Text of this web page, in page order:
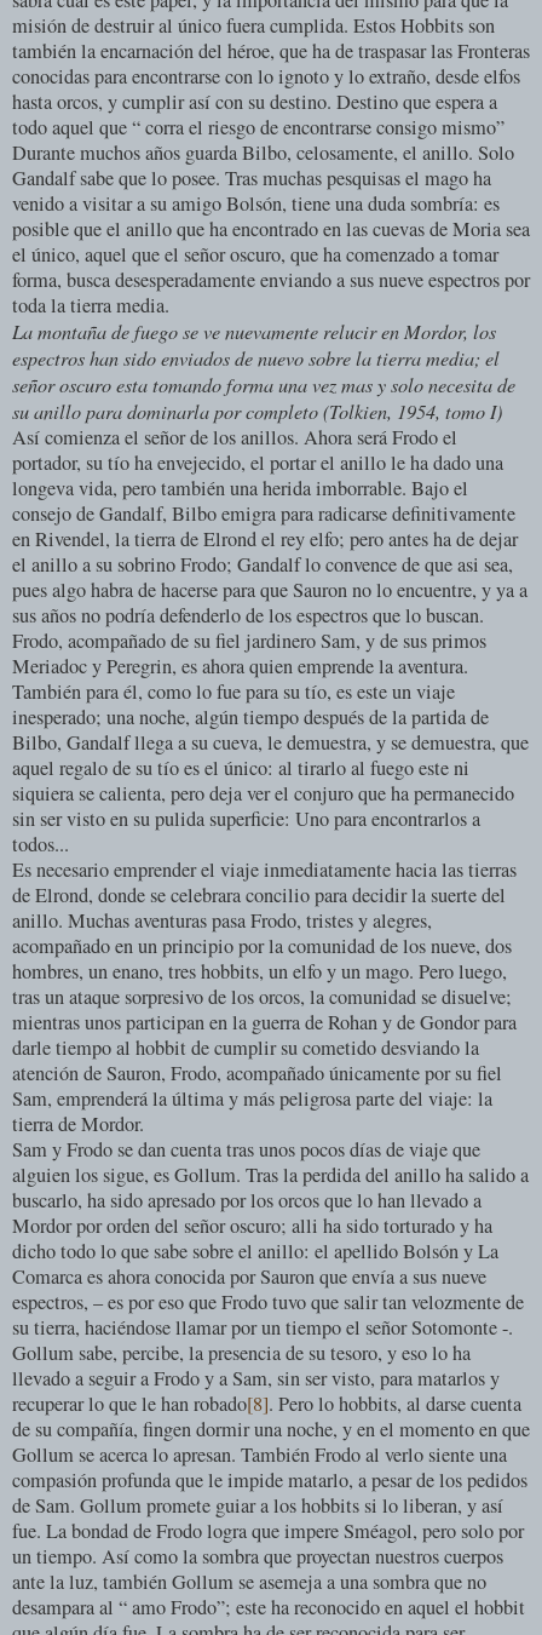
misión de destruir al único fuera cumplida. Estos Hobbits son
también la encarnación del héroe, que ha de traspasar las Fronteras
conocidas para encontrarse con lo ignoto y lo extraño, desde elfos
hasta orcos, y cumplir así con su destino. Destino que espera a
todo aquel que “ corra el riesgo de encontrarse consigo mismo”
Durante muchos años guarda Bilbo, celosamente, el anillo. Solo
Gandalf sabe que lo posee. Tras muchas pesquisas el mago ha
venido a visitar a su amigo Bolsón, tiene una duda sombría: es
posible que el anillo que ha encontrado en las cuevas de Moria sea
el único, aquel que el señor oscuro, que ha comenzado a tomar
forma, busca desesperadamente enviando a sus nueve espectros por
toda la tierra media.
La montaña de fuego se ve nuevamente relucir en Mordor, los
espectros han sido enviados de nuevo sobre la tierra media; el
señor oscuro esta tomando forma una vez mas y solo necesita de
su anillo para dominarla por completo (Tolkien, 1954, tomo I)
Así comienza el señor de los anillos. Ahora será Frodo el
portador, su tío ha envejecido, el portar el anillo le ha dado una
longeva vida, pero también una herida imborrable. Bajo el
consejo de Gandalf, Bilbo emigra para radicarse definitivamente
en Rivendel, la tierra de Elrond el rey elfo; pero antes ha de dejar
el anillo a su sobrino Frodo; Gandalf lo convence de que asi sea,
pues algo habra de hacerse para que Sauron no lo encuentre, y ya a
sus años no podría defenderlo de los espectros que lo buscan.
Frodo, acompañado de su fiel jardinero Sam, y de sus primos
Meriadoc y Peregrin, es ahora quien emprende la aventura.
También para él, como lo fue para su tío, es este un viaje
inesperado; una noche, algún tiempo después de la partida de
Bilbo, Gandalf llega a su cueva, le demuestra, y se demuestra, que
aquel regalo de su tío es el único: al tirarlo al fuego este ni
siquiera se calienta, pero deja ver el conjuro que ha permanecido
sin ser visto en su pulida superficie: Uno para encontrarlos a
todos...
Es necesario emprender el viaje inmediatamente hacia las tierras
de Elrond, donde se celebrara concilio para decidir la suerte del
anillo. Muchas aventuras pasa Frodo, tristes y alegres,
acompañado en un principio por la comunidad de los nueve, dos
hombres, un enano, tres hobbits, un elfo y un mago. Pero luego,
tras un ataque sorpresivo de los orcos, la comunidad se disuelve;
mientras unos participan en la guerra de Rohan y de Gondor para
darle tiempo al hobbit de cumplir su cometido desviando la
atención de Sauron, Frodo, acompañado únicamente por su fiel
Sam, emprenderá la última y más peligrosa parte del viaje: la
tierra de Mordor.
Sam y Frodo se dan cuenta tras unos pocos días de viaje que
alguien los sigue, es Gollum. Tras la perdida del anillo ha salido a
buscarlo, ha sido apresado por los orcos que lo han llevado a
Mordor por orden del señor oscuro; alli ha sido torturado y ha
dicho todo lo que sabe sobre el anillo: el apellido Bolsón y La
Comarca es ahora conocida por Sauron que envía a sus nueve
espectros, – es por eso que Frodo tuvo que salir tan velozmente de
su tierra, haciéndose llamar por un tiempo el señor Sotomonte -.
Gollum sabe, percibe, la presencia de su tesoro, y eso lo ha
llevado a seguir a Frodo y a Sam, sin ser visto, para matarlos y
recuperar lo que le han robado[8]. Pero lo hobbits, al darse cuenta
de su compañía, fingen dormir una noche, y en el momento en que
Gollum se acerca lo apresan. También Frodo al verlo siente una
compasión profunda que le impide matarlo, a pesar de los pedidos
de Sam. Gollum promete guiar a los hobbits si lo liberan, y así
fue. La bondad de Frodo logra que impere Sméagol, pero solo por
un tiempo. Así como la sombra que proyectan nuestros cuerpos
ante la luz, también Gollum se asemeja a una sombra que no
desampara al “ amo Frodo”; este ha reconocido en aquel el hobbit